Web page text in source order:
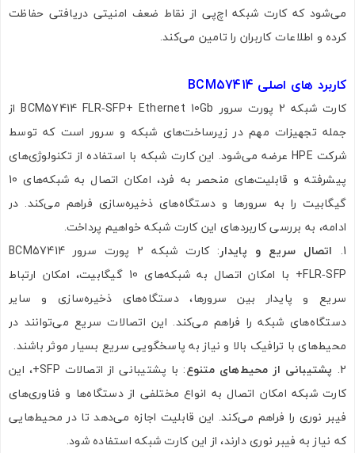
می‌شود که کارت شبکه اچ‌پی از نقاط ضعف امنیتی دریافتی حفاظت
کرده و اطلاعات کاربران را تامین می‌کند.
کاربرد های اصلی
کارت شبکه 2 پورت سرور BCM57414 FLR‑SFP+ Ethernet 10Gb از
جمله تجهیزات مهم در زیرساخت‌های شبکه و سرور است که توسط
شرکت HPE عرضه می‌شود. این کارت شبکه با استفاده از تکنولوژی‌های
پیشرفته و قابلیت‌های منحصر به فرد، امکان اتصال به شبکه‌های 10
گیگابیت را به سرورها و دستگاه‌های ذخیره‌سازی فراهم می‌کند. در
ادامه، به بررسی کاربردهای این کارت شبکه خواهیم پرداخت.
اتصال سریع و پایدار
: کارت شبکه 2 پورت سرور BCM57414
FLR‑SFP+ با امکان اتصال به شبکه‌های 10 گیگابیت، امکان ارتباط
سریع و پایدار بین سرورها، دستگاه‌های ذخیره‌سازی و سایر
دستگاه‌های شبکه را فراهم می‌کند. این اتصالات سریع می‌توانند در
محیط‌های با ترافیک بالا و نیاز به پاسخگویی سریع بسیار موثر باشند.
پشتیبانی از محیط‌های متنوع
: با پشتیبانی از اتصالات SFP+، این
کارت شبکه امکان اتصال به انواع مختلفی از دستگاه‌ها و فناوری‌های
فیبر نوری را فراهم می‌کند. این قابلیت اجازه می‌دهد تا در محیط‌هایی
که نیاز به فیبر نوری دارند، از این کارت شبکه استفاده شود.
اشتراک گذاری در شبکه های اجتماعی
ارسال به ایمیل
تصاویر رسمی